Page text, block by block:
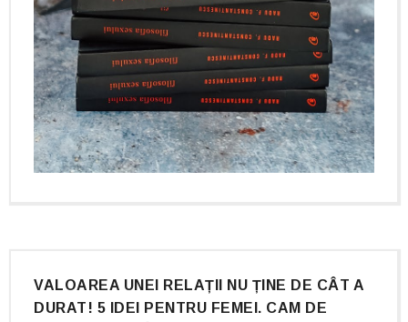
VALOAREA UNEI RELAȚII NU ȚINE DE CÂT A
DURAT! 5 IDEI PENTRU FEMEI. CAM DE